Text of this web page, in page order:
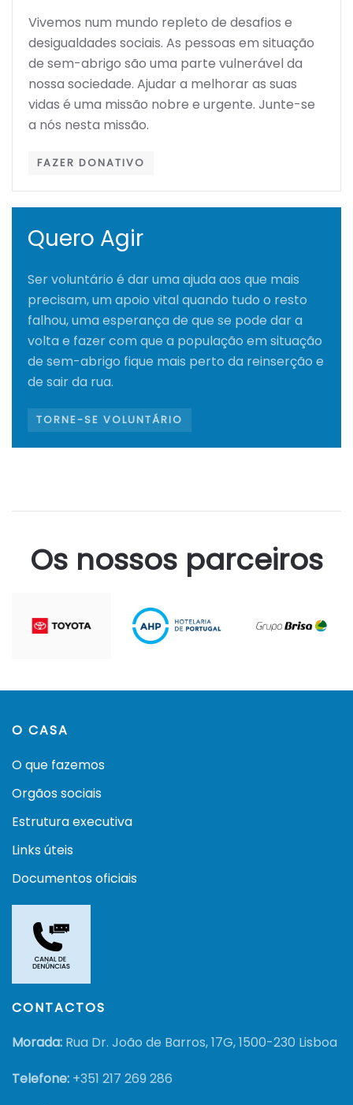
Vivemos num mundo repleto de desafios e
desigualdades sociais. As pessoas em situação
de sem-abrigo são uma parte vulnerável da
nossa sociedade. Ajudar a melhorar as suas
vidas é uma missão nobre e urgente. Junte-se
a nós nesta missão.
FAZER DONATIVO
Quero Agir
Ser voluntário é dar uma ajuda aos que mais
precisam, um apoio vital quando tudo o resto
falhou, uma esperança de que se pode dar a
volta e fazer com que a população em situação
de sem-abrigo fique mais perto da reinserção e
de sair da rua.
TORNE-SE VOLUNTÁRIO
Os nossos parceiros
O CASA
O que fazemos
Orgãos sociais
Estrutura executiva
Links úteis
Documentos oficiais
CONTACTOS
Morada: Rua Dr. João de Barros, 17G, 1500-230 Lisboa
Telefone: +351 217 269 286